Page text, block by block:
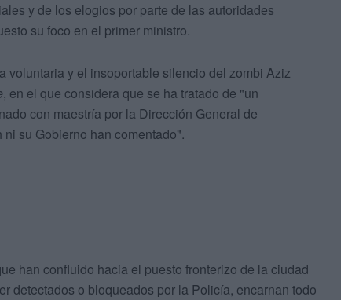
y de los elogios por parte de las autoridades
su foco en el primer ministro.
voluntaria y el insoportable silencio del zombi Aziz
, en el que considera que se ha tratado de "un
con maestría por la Dirección General de
su Gobierno han comentado".
han confluido hacia el puesto fronterizo de la ciudad
detectados o bloqueados por la Policía, encarnan todo